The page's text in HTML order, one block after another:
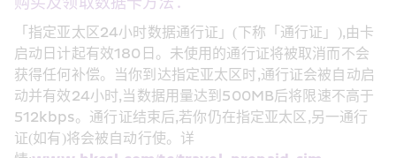
「指定亚太区24小时数据通行证」(下称「通行证」),由卡
启动日计起有效180日。未使用的通行证将被取消而不会
获得任何补偿。当你到达指定亚太区时,通行证会被自动启
动并有效24小时,当数据用量达到500MB后将限速不高于
512kbps。通行证结束后,若你仍在指定亚太区,另一通行
证(如有)将会被自动行使。详